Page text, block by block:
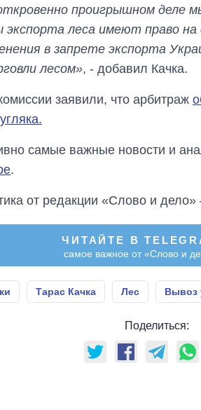
проигрышном деле
экспорта леса имеют право
в запрете экспорта
лесом», - добавил Качка.
заявили, что арбитраж
самые важные новости и
.
от редакции «Слово и дело»
ЧИТАЙТЕ В
самое важное от «Слово и
Тарас Качка Лес Вывоз
Поделиться: